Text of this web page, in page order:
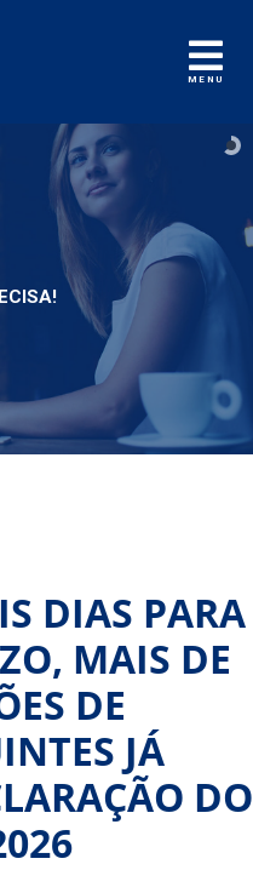
MENU
DIAS PARA
MAIS DE
DE
JÁ
DO